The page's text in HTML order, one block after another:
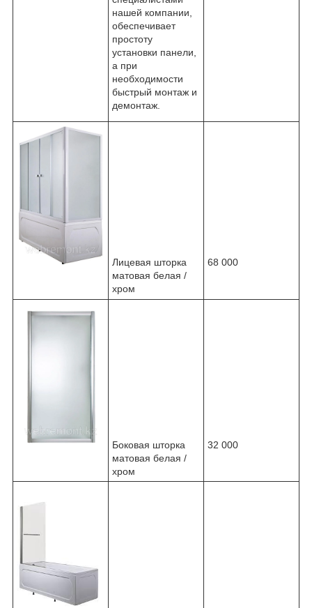
нашей компании,
обеспечивает
простоту
установки панели,
а при
необходимости
быстрый монтаж и
демонтаж.
Лицевая шторка
матовая белая /
хром
68 000
Боковая шторка
матовая белая /
хром
32 000